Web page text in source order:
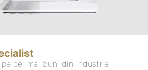
cei mai buni din industrie